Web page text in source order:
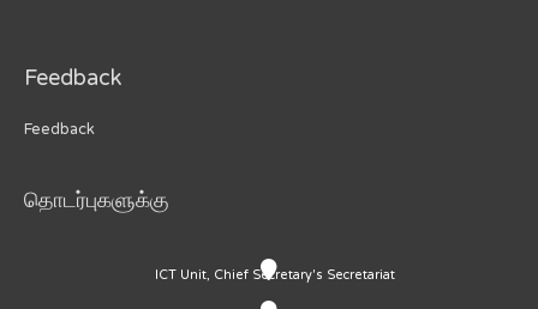
Feedback
Feedback
தொடர்புகளுக்கு
ICT Unit, Chief Secretary's Secretariat